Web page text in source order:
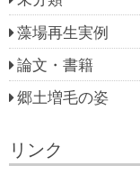
藻場再生実例
論文・書籍
郷土増毛の姿
リンク